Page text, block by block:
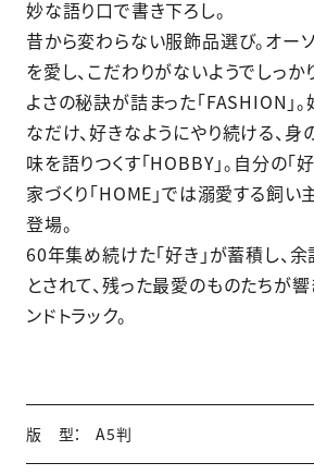
妙な語り口で書き下ろし。
昔から変わらない服飾品選び。オー
を愛し、こだわりがないようでしっ
よさの秘訣が詰まった「FASHION」
なだけ、好きなようにやり続ける、
味を語りつくす「HOBBY」。自分の「
家づくり「HOME」では溺愛する飼い
登場。
60年集め続けた「好き」が蓄積し、
とされて、残った最愛のものたちが
ンドトラック。
版 型： A5判